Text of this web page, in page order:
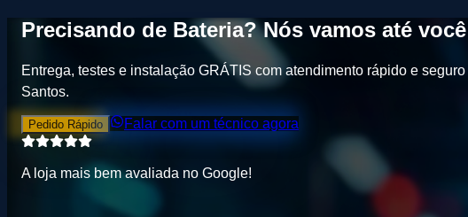
Precisando de Bateria? Nós vamos até
Entrega, testes e instalação GRÁTIS com atendimento rápido e
Santos.
Pedido Rápido Falar com um técnico agora
A loja mais bem avaliada no Goog e!